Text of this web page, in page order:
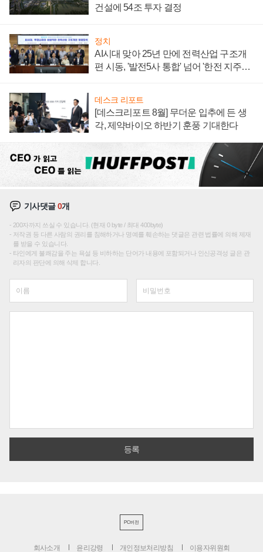
건설에 54조 투자 결정
정치
AI시대 맞아 25년 만에 전력산업 구조개
편 시동, '발전5사 통합' 넘어 '한전 지주사'
데스크 리포트
[데스크리포트 8월] 무더운 입추에 든 생
각, 제약바이오 하반기 훈풍 기대한다
기사댓글0개
200자까지 쓰실 수 있습니다. (현재 0 byte / 최대 400byte)
저작권 등 다른 사람의 권리를 침해하거나 명예를 훼손하는 댓글은 관련 법률에 의해 제재
를 받을 수 있습니다.
타인에게 불쾌감을 주는 욕설 등 비하하는 단어가 내용에 포함되거나 인신공격성 글은 관
리자의 판단에 의해 삭제 합니다.
PC버전
회사소개 윤리강령 개인정보처리방침 이용자위원회